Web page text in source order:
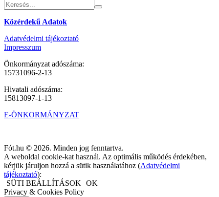
Közérdekű Adatok
Adatvédelmi tájékoztató
Impresszum
Önkormányzat adószáma:
15731096-2-13
Hivatali adószáma:
15813097-1-13
E-ÖNKORMÁNYZAT
Fót.hu © 2026. Minden jog fenntartva.
A weboldal cookie-kat használ. Az optimális működés érdekében,
kérjük járuljon hozzá a sütik használatához (Adatvédelmi
tájékoztató):
SÜTI BEÁLLÍTÁSOK OK
Privacy & Cookies Policy